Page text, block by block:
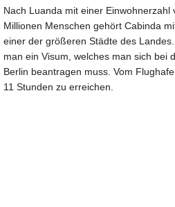
Nach Luanda mit einer Einwohnerzahl
Millionen Menschen gehört Cabinda
einer der größeren Städte des
man ein Visum, welches man sich bei
Berlin beantragen muss. Vom
11 Stunden zu erreichen.